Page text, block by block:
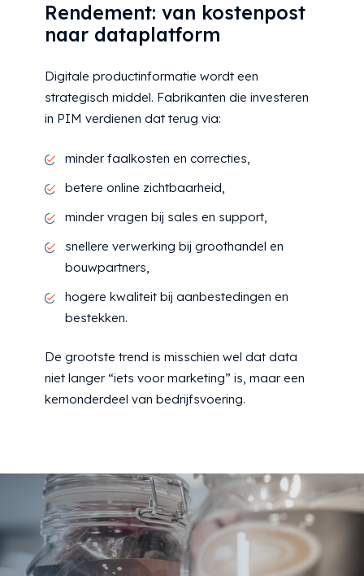
Rendement: van kostenpost
naar dataplatform
Digitale productinformatie wordt een
strategisch middel. Fabrikanten die investeren
in PIM verdienen dat terug via:
minder faalkosten en correcties,
betere online zichtbaarheid,
minder vragen bij sales en support,
snellere verwerking bij groothandel en
bouwpartners,
hogere kwaliteit bij aanbestedingen en
bestekken.
De grootste trend is misschien wel dat data
niet langer “iets voor marketing” is, maar een
kernonderdeel van bedrijfsvoering.